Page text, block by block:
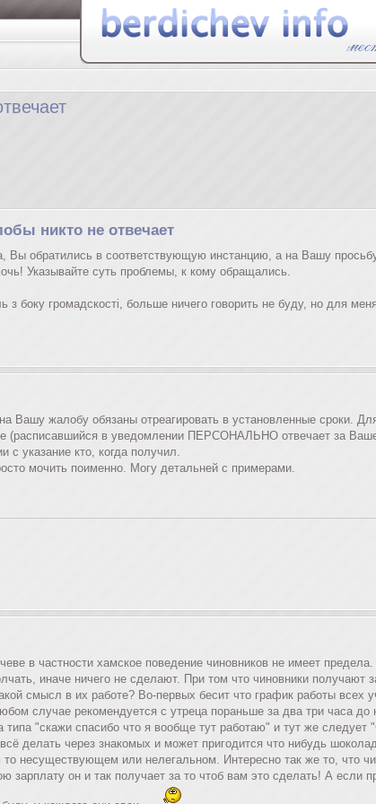
никто не отвечает
Вы обратились в соответствующую инстанцию, а на Вашу
Указывайте суть проблемы, к кому обращались.
з боку громадскості, больше ничего говорить не буду, но для
Вашу жалобу обязаны отреагировать в установленные сроки.
(расписавшийся в уведомлении ПЕРСОНАЛЬНО отвечает за Ваше
с указание кто, когда получил.
мочить поименно. Могу детальней с примерами.
в частности хамское поведение чиновников не имеет
иначе ничего не сделают. При том что чиновники получают
смысл в их работе? Во-первых бесит что график работы всех
случае рекомендуется с утреца пораньше за два три часа
типа "скажи спасибо что я вообще тут работаю" и тут же
делать через знакомых и может пригодится что нибудь
несуществующем или нелегальном. Интересно так же то, что
зарплату он и так получает за то чтоб вам это сделать! А если